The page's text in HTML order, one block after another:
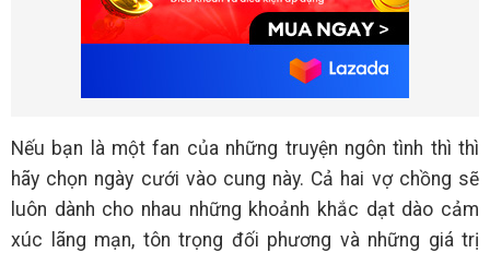
Nếu bạn là một fan của những truyện ngôn tình thì thì
hãy chọn ngày cưới vào cung này. Cả hai vợ chồng sẽ
luôn dành cho nhau những khoảnh khắc dạt dào cảm
xúc lãng mạn, tôn trọng đối phương và những giá trị